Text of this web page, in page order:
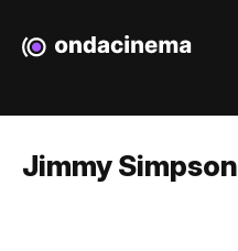
Jimmy Simpson